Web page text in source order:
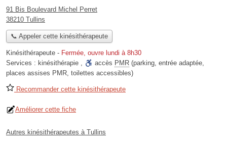
91 Bis Boulevard Michel Perret
38210 Tullins
📞 Appeler cette kinésithérapeute
Kinésithérapeute - Fermée, ouvre lundi à 8h30
Services : kinésithérapie , accès PMR (parking, entrée adaptée,
places assises PMR, toilettes accessibles)
Recommander cette kinésithérapeute
Améliorer cette fiche
Autres kinésithérapeutes à Tullins